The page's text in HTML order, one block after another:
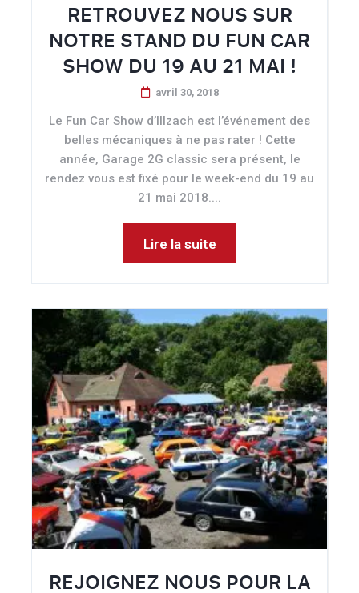
RETROUVEZ NOUS SUR
NOTRE STAND DU FUN CAR
SHOW DU 19 AU 21 MAI !
avril 30, 2018
Le Fun Car Show d’Illzach est l’événement des
belles mécaniques à ne pas rater ! Cette
année, Garage 2G classic sera présent, le
rendez vous est fixé pour le week-end du 19 au
21 mai 2018....
Lire la suite
REJOIGNEZ NOUS POUR LA